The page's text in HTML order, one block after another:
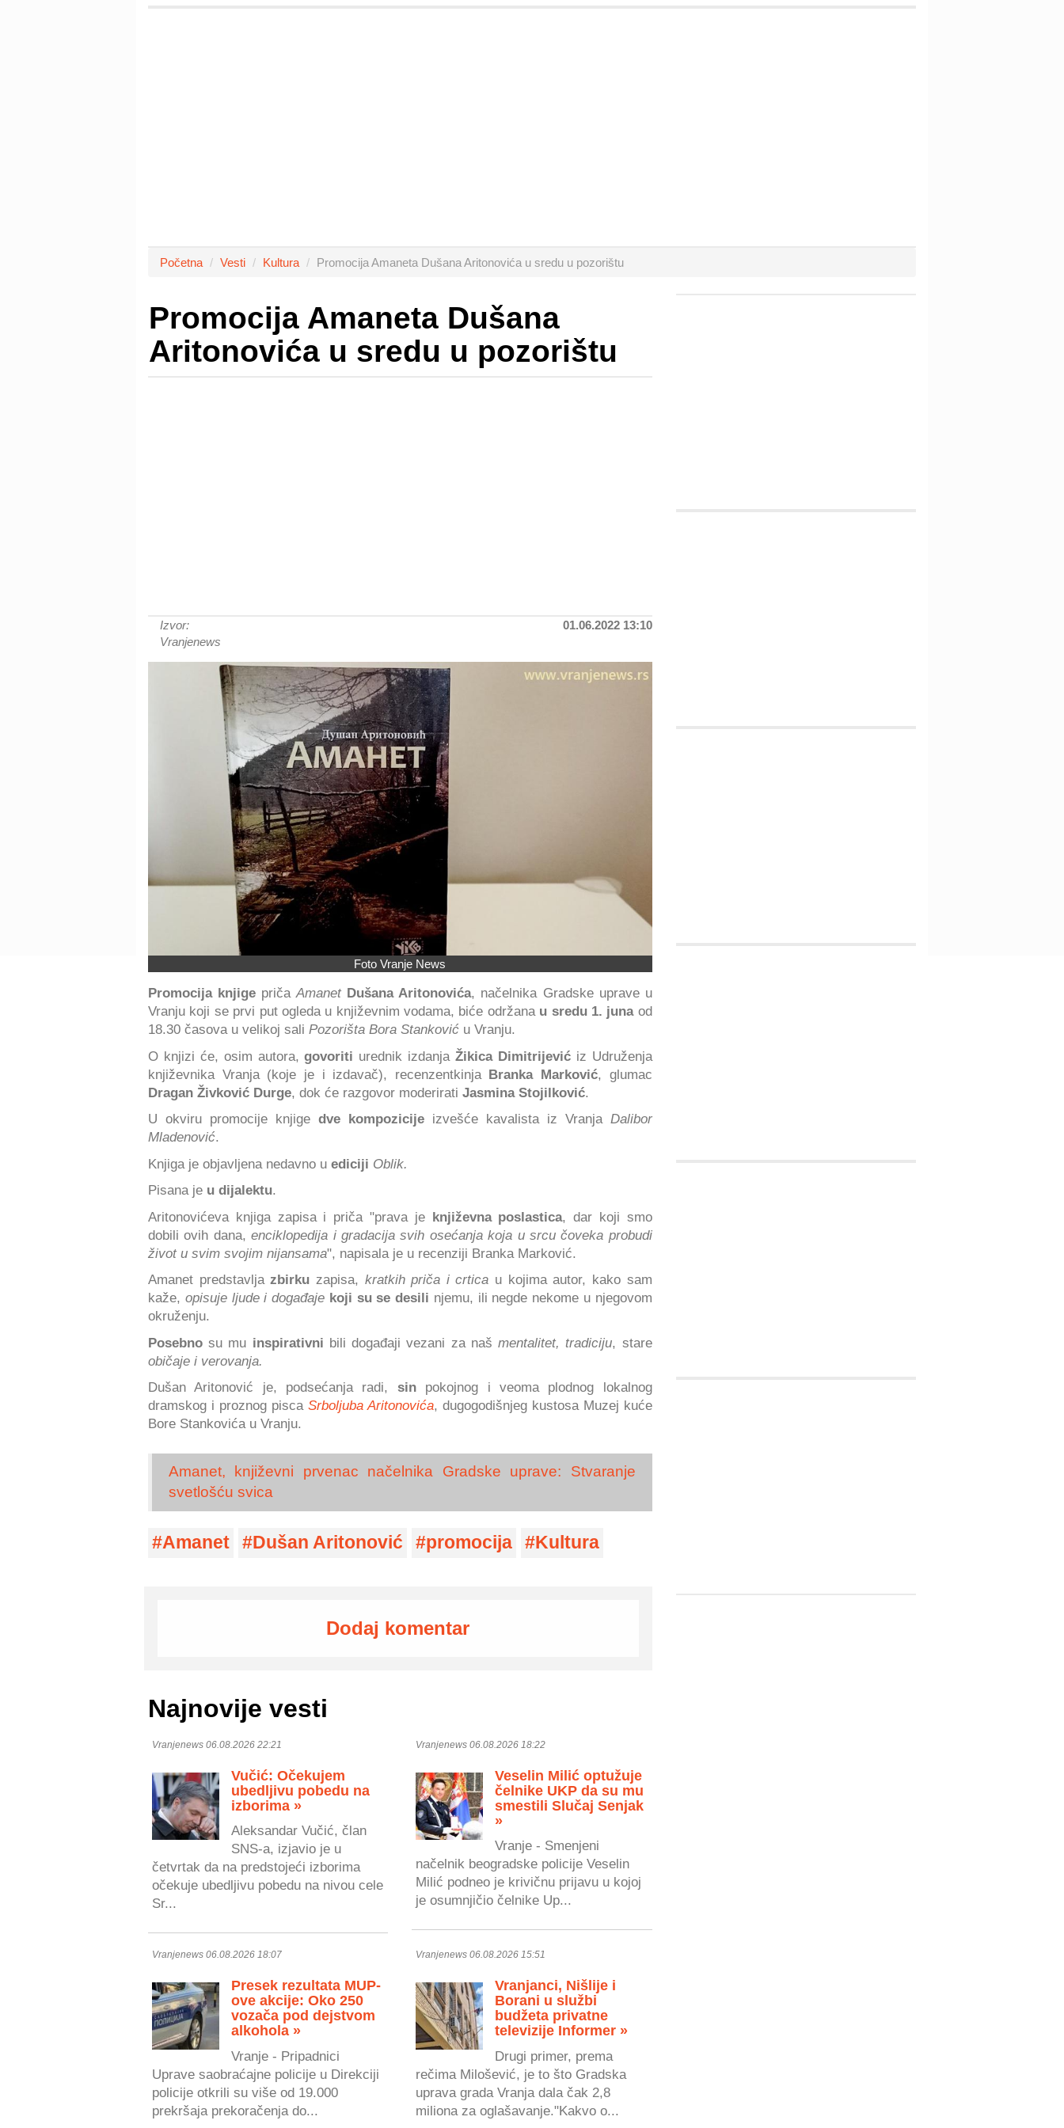
Početna Vesti Kultura Promocija Amaneta Dušana Aritonovića u sredu u pozorištu
Promocija Amaneta Dušana
Aritonovića u sredu u pozorištu
Izvor:
Vranjenews
01.06.2022 13:10
Foto Vranje News
Promocija knjige priča AmanetDušana Aritonovića, načelnika Gradske uprave u
Vranju koji se prvi put ogleda u književnim vodama, biće održana u sredu 1. junaod
18.30 časova u velikoj sali Pozorišta Bora Stanković u Vranju.
O knjizi će, osim autora,govoriti urednik izdanjaŽikica Dimitrijevićiz Udruženja
književnika Vranja (koje je i izdavač), recenzentkinja Branka Marković, glumac
Dragan Živković Durge, dok će razgovor moderirati Jasmina Stojilković.
U okviru promocije knjigedve kompozicijeizvešće kavalista iz Vranja Dalibor
Mladenović.
Knjiga je objavljena nedavno u ediciji Oblik.
Pisana je u dijalektu.
Aritonovićeva knjiga zapisa i priča "prava je književna poslastica, dar koji smo
dobili ovih dana,enciklopedija i gradacija svih osećanja koja u srcu čoveka probudi
život u svim svojim nijansama", napisala je u recenziji Branka Marković.
Amanet predstavljazbirku zapisa, kratkih priča i crtica u kojima autor, kako sam
kaže, opisuje ljude i događaje koji su se desili njemu, ili negde nekome u njegovom
okruženju.
Posebno su mu inspirativni bili događaji vezani za našmentalitet, tradiciju, stare
običaje i verovanja.
Dušan Aritonović je, podsećanja radi, sinpokojnog i veoma plodnog lokalnog
dramskog i proznog pisca Srboljuba Aritonovića, dugogodišnjeg kustosa Muzej kuće
Bore Stankovića u Vranju.
Amanet, književni prvenac načelnika Gradske uprave: Stvaranje
svetlošću svica
Amanet Dušan Aritonović promocija Kultura
Dodaj komentar
Najnovije vesti
Vranjenews 06.08.2026 22:21
Vučić: Očekujem
ubedljivu pobedu na
izborima »
Aleksandar Vučić, član
SNS-a, izjavio je u
četvrtak da na predstojeći izborima
očekuje ubedljivu pobedu na nivou cele
Sr...
Vranjenews 06.08.2026 18:22
Veselin Milić optužuje
čelnike UKP da su mu
smestili Slučaj Senjak
»
Vranje - Smenjeni
načelnik beogradske policije Veselin
Milić podneo je krivičnu prijavu u kojoj
je osumnjičio čelnike Up...
Vranjenews 06.08.2026 18:07
Presek rezultata MUP-
ove akcije: Oko 250
vozača pod dejstvom
alkohola »
Vranje - Pripadnici
Uprave saobraćajne policije u Direkciji
policije otkrili su više od 19.000
prekršaja prekoračenja do...
Vranjenews 06.08.2026 15:51
Vranjanci, Nišlije i
Borani u službi
budžeta privatne
televizije Informer »
Drugi primer, prema
rečima Milošević, je to što Gradska
uprava grada Vranja dala čak 2,8
miliona za oglašavanje."Kakvo o...